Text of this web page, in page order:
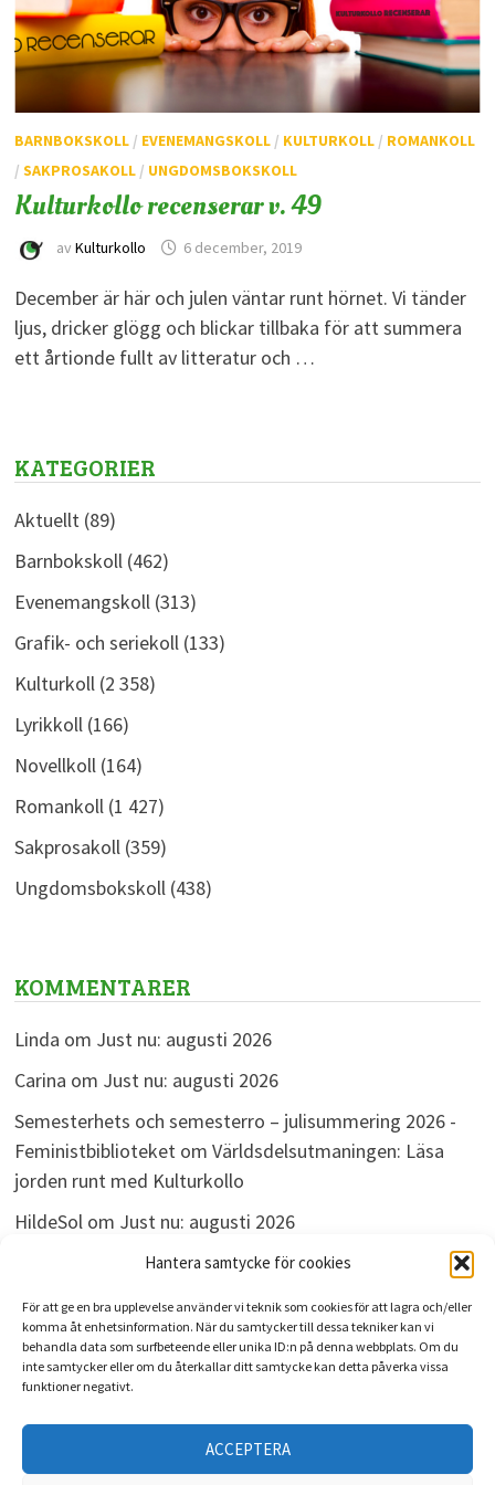
Hantera samtycke för cookies
För att ge en bra upplevelse använder vi teknik som cookies för att lagra och/eller
komma åt enhetsinformation. När du samtycker till dessa tekniker kan vi
behandla data som surfbeteende eller unika ID:n på denna webbplats. Om du
inte samtycker eller om du återkallar ditt samtycke kan detta påverka vissa
funktioner negativt.
ACCEPTERA
BARNBOKSKOLL/ EVENEMANGSKOLL/ KULTURKOLL/ ROMANKOLL
/ SAKPROSAKOLL/ UNGDOMSBOKSKOLL
Kulturkollo recenserar v. 49
av Kulturkollo 6 december, 2019
December är här och julen väntar runt hörnet. Vi tänder
ljus, dricker glögg och blickar tillbaka för att summera
ett årtionde fullt av litteratur och …
KATEGORIER
Aktuellt(89)
Barnbokskoll(462)
Evenemangskoll(313)
Grafik- och seriekoll(133)
Kulturkoll(2 358)
Lyrikkoll(166)
Novellkoll(164)
Romankoll(1 427)
Sakprosakoll(359)
Ungdomsbokskoll(438)
KOMMENTARER
Linda om Just nu: augusti 2026
Carina om Just nu: augusti 2026
Semesterhets och semesterro – julisummering 2026 -
Feministbiblioteketom Världsdelsutmaningen: Läsa
jorden runt med Kulturkollo
HildeSolom Just nu: augusti 2026
omJust nu: augusti 2026
ARKIV